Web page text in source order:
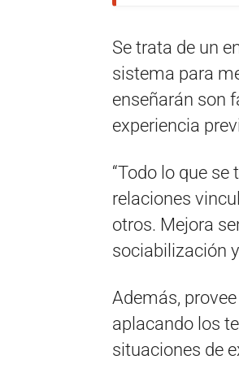
Se trata de un
sistema para
enseñarán son
experiencia
“Todo lo que
relaciones
otros. Mejora
sociabilización
Además,
aplacando los
situaciones de